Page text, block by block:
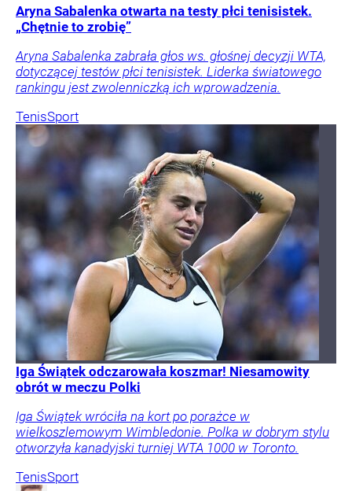
Aryna Sabalenka otwarta na testy płci tenisistek.
„Chętnie to zrobię”
Aryna Sabalenka zabrała głos ws. głośnej decyzji WTA,
dotyczącej testów płci tenisistek. Liderka światowego
rankingu jest zwolenniczką ich wprowadzenia.
TenisSport
Iga Świątek odczarowała koszmar! Niesamowity
obrót w meczu Polki
Iga Świątek wróciła na kort po porażce w
wielkoszlemowym Wimbledonie. Polka w dobrym stylu
otworzyła kanadyjski turniej WTA 1000 w Toronto.
TenisSport